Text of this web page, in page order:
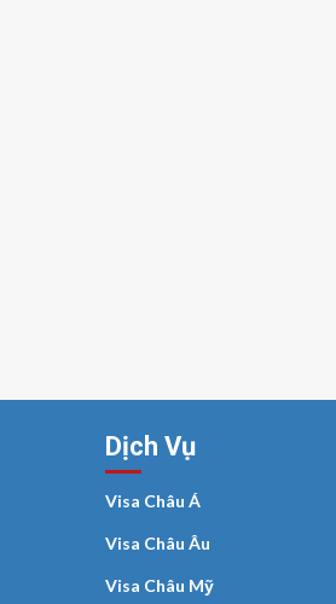
Dịch Vụ
Visa Châu Á
Visa Châu Âu
Visa Châu Mỹ